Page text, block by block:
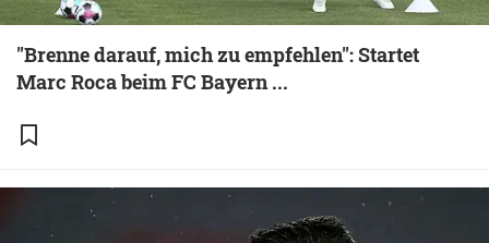
"Brenne darauf, mich zu empfehlen": Startet
Marc Roca beim FC Bayern ...